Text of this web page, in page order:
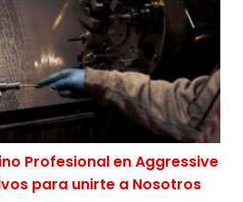
Profesional en Aggressive
Profesional en Aggressive
para unirte a Nosotros